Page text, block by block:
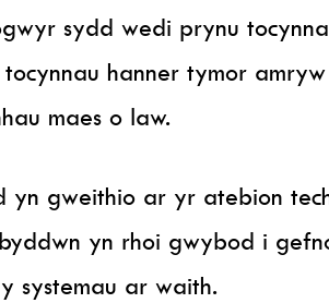
sydd wedi prynu
hanner tymor
maes o law.
yn gweithio ar yr atebion
yn rhoi gwybod i
systemau ar waith.